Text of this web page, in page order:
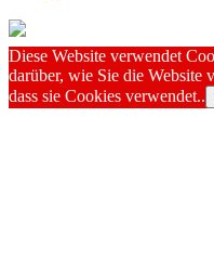
Diese Website verwendet
darüber, wie Sie die Website
dass sie Cookies verwendet..